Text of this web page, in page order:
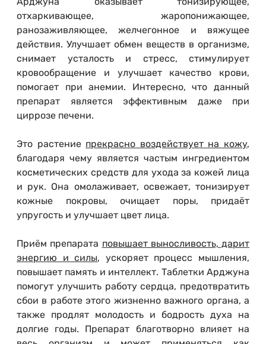
отхаркивающее, жаропонижающее,
ранозаживляющее, желчегонное и вяжущее
действия. Улучшает обмен веществ в организме,
снимает усталость и стресс, стимулирует
кровообращение и улучшает качество крови,
помогает при анемии. Интересно, что данный
препарат является эффективным даже при
циррозе печени.
Это растение прекрасно воздействует на кожу,
благодаря чему является частым ингредиентом
косметических средств для ухода за кожей лица
и рук. Она омолаживает, освежает, тонизирует
кожные покровы, очищает поры, придаёт
упругость и улучшает цвет лица.
Приём препарата повышает выносливость, дарит
энергию и силы, ускоряет процесс мышления,
повышает память и интеллект. Таблетки Арджуна
помогут улучшить работу сердца, предотвратить
сбои в работе этого жизненно важного органа, а
также продлят молодость и бодрость духа на
долгие годы. Препарат благотворно влияет на